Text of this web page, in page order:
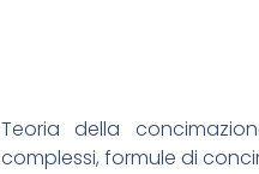
Teoria della
complessi, formule di